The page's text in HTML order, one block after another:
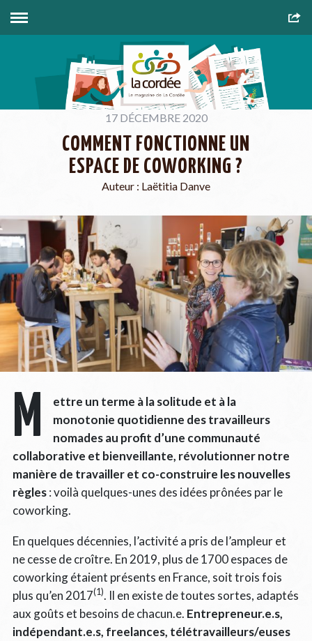
17 DÉCEMBRE 2020
COMMENT FONCTIONNE UN
ESPACE DE COWORKING ?
Auteur : Laëtitia Danve
M
ettre un terme à la solitude et à la
monotonie quotidienne des travailleurs
nomades au profit d’une communauté
collaborative et bienveillante, révolutionner notre
manière de travailler et co-construire les nouvelles
règles: voilà quelques-unes des idées prônées par le
coworking.
En quelques décennies, l’activité a pris de l’ampleur et
ne cesse de croître. En 2019, plus de 1700 espaces de
coworking étaient présents en France, soit trois fois
plus qu’en 2017(1). Il en existe de toutes sortes, adaptés
aux goûts et besoins de chacun.e. Entrepreneur.e.s,
indépendant.e.s, freelances, télétravailleurs/euses